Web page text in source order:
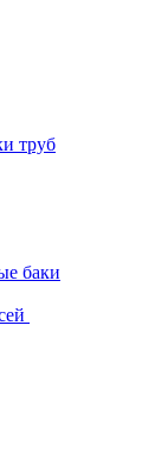
труб
баки